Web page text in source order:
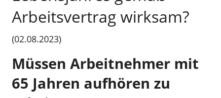
Arbeitsvertrag wirksam?
(02.08.2023)
Müssen Arbeitnehmer mit
65 Jahren aufhören zu